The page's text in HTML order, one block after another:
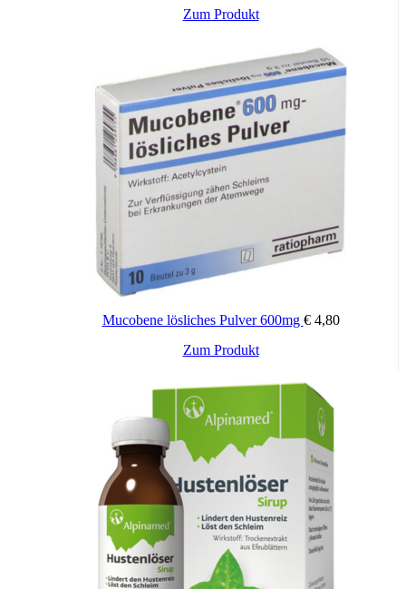
Zum Produkt
Mucobene lösliches Pulver 600mg €4,80
Zum Produkt